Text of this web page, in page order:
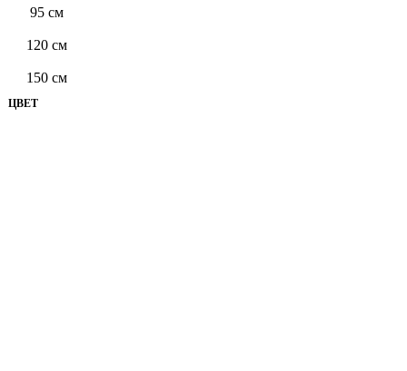
95 см
120 см
150 см
ЦВЕТ